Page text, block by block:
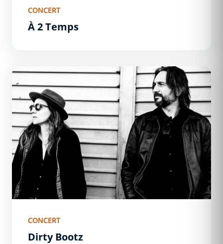
CONCERT
À 2 Temps
Dirty Bootz
CONCERT
Dirty Bootz